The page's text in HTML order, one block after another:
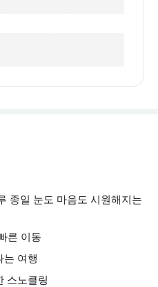
종일 눈도 마음도 시원해지는
른 이동
는 여행
스노클링